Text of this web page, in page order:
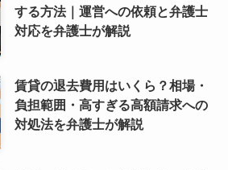
する方法｜運営への依頼と弁護士
対応を弁護士が解説
賃貸の退去費用はいくら？相場・
負担範囲・高すぎる高額請求への
対処法を弁護士が解説